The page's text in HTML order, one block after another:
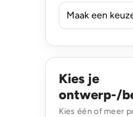
Kies je
ontwerp-/
Kies één of meer